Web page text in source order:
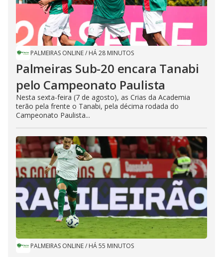
PALMEIRAS ONLINE/ HÁ 28 MINUTOS
Palmeiras Sub-20 encara Tanabi
pelo Campeonato Paulista
Nesta sexta-feira (7 de agosto), as Crias da Academia
terão pela frente o Tanabi, pela décima rodada do
Campeonato Paulista...
PALMEIRAS ONLINE/ HÁ 55 MINUTOS